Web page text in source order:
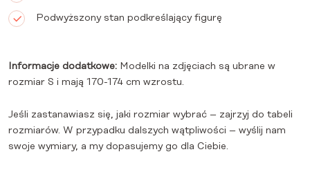
Podwyższony stan podkreślający figurę
Informacje dodatkowe: Modelki na zdjęciach są ubrane w
rozmiar S i mają 170-174 cm wzrostu.
Jeśli zastanawiasz się, jaki rozmiar wybrać – zajrzyj do tabeli
rozmiarów. W przypadku dalszych wątpliwości – wyślij nam
swoje wymiary, a my dopasujemy go dla Ciebie.